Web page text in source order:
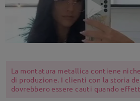
La montatura metallica contiene
di produzione. I clienti con la storia
dovrebbero essere cauti quando